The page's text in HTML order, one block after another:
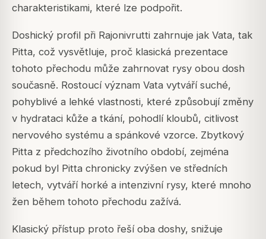
charakteristikami, které lze podpořit.
Doshický profil při Rajonivrutti zahrnuje jak Vata, tak
Pitta, což vysvětluje, proč klasická prezentace
tohoto přechodu může zahrnovat rysy obou dosh
současně. Rostoucí význam Vata vytváří suché,
pohyblivé a lehké vlastnosti, které způsobují změny
v hydrataci kůže a tkání, pohodlí kloubů, citlivost
nervového systému a spánkové vzorce. Zbytkový
Pitta z předchozího životního období, zejména
pokud byl Pitta chronicky zvýšen ve středních
letech, vytváří horké a intenzivní rysy, které mnoho
žen během tohoto přechodu zažívá.
Klasický přístup proto řeší oba doshy, snižuje